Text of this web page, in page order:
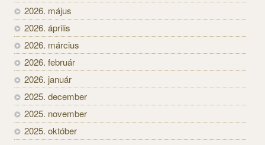
2026. május
2026. április
2026. március
2026. február
2026. január
2025. december
2025. november
2025. október